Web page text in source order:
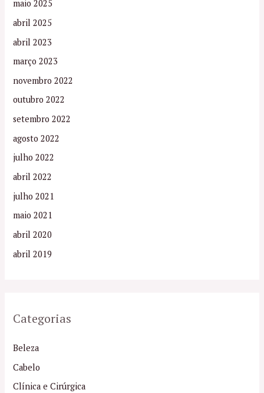
maio 2025
abril 2025
abril 2023
março 2023
novembro 2022
outubro 2022
setembro 2022
agosto 2022
julho 2022
abril 2022
julho 2021
maio 2021
abril 2020
abril 2019
Categorias
Beleza
Cabelo
Clínica e Cirúrgica